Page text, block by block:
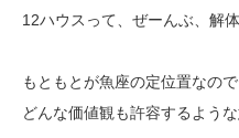
12ハウスって、ぜーんぶ、解体
もともとが魚座の定位置なので
どんな価値観も許容するような